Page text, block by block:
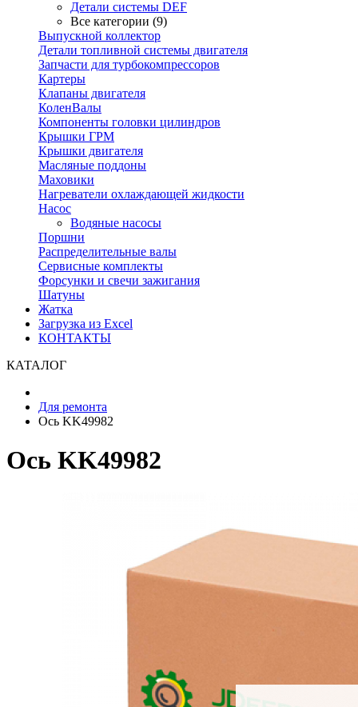
Детали системы DEF
Все категории (9)
Выпускной коллектор
Детали топливной системы двигателя
Запчасти для турбокомпрессоров
Картеры
Клапаны двигателя
КоленВалы
Компоненты головки цилиндров
Крышки ГРМ
Крышки двигателя
Масляные поддоны
Маховики
Нагреватели охлаждающей жидкости
Насос
Водяные насосы
Поршни
Распределительные валы
Сервисные комплекты
Форсунки и свечи зажигания
Шатуны
Жатка
Загрузка из Excel
КОНТАКТЫ
КАТАЛОГ
Для ремонта
Ось KK49982
Ось KK49982